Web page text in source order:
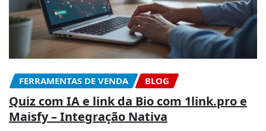
FERRAMENTAS DE VENDA BLOG
Quiz com IA e link da Bio com 1link.pro e
Maisfy – Integração Nativa